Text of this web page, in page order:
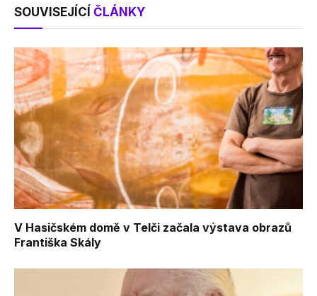
SOUVISEJÍCÍ ČLÁNKY
V Hasičském domě v Telči začala výstava obrazů
Františka Skály